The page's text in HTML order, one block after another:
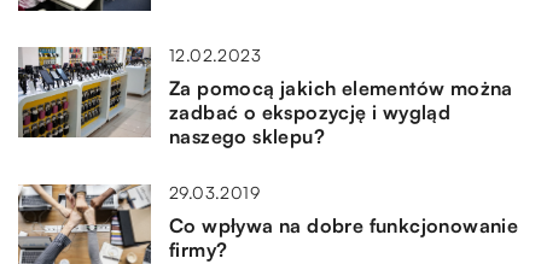
12.02.2023
Za pomocą jakich elementów można
zadbać o ekspozycję i wygląd
naszego sklepu?
29.03.2019
Co wpływa na dobre funkcjonowanie
firmy?